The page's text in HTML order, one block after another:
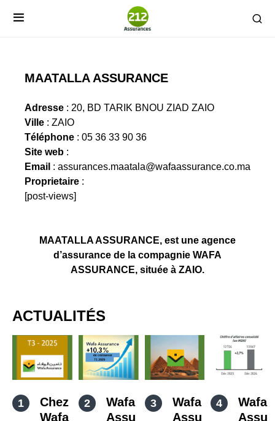
MAATALLA ASSURANCE
Adresse : 20, BD TARIK BNOU ZIAD ZAIO
Ville : ZAIO
Téléphone : 05 36 33 90 36
Site web :
Email : assurances.maatala@wafaassurance.co.ma
Proprietaire :
[post-views]
MAATALLA ASSURANCE, est une agence
d’assurance de la compagnie WAFA
ASSURANCE, située à ZAIO.
ACTUALITÉS
Chez
Wafa
Wafa
Assu
Wafa
Assu
Wafa
Assu